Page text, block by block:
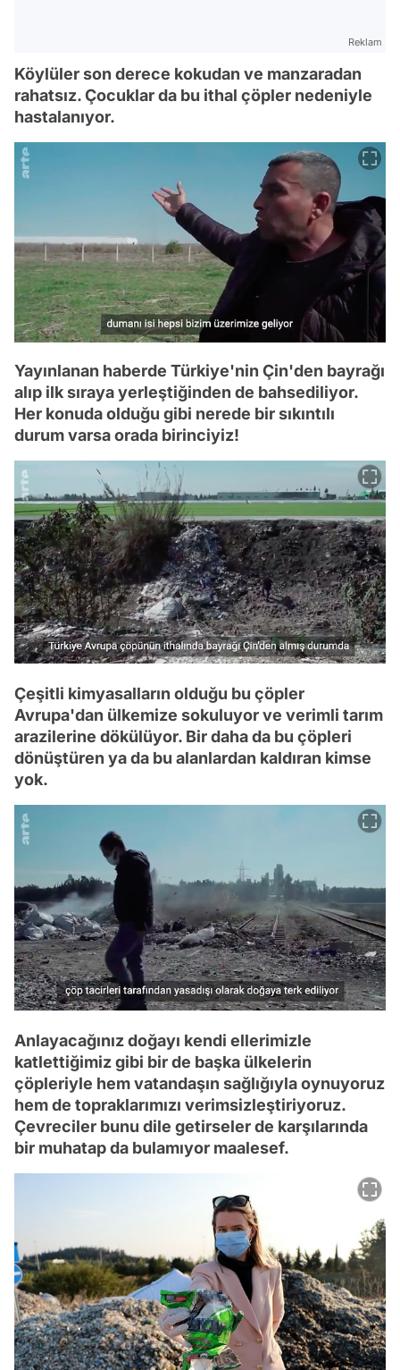
Reklam
Köylüler son derece kokudan ve manzaradan
rahatsız. Çocuklar da bu ithal çöpler nedeniyle
hastalanıyor.
Yayınlanan haberde Türkiye'nin Çin'den bayrağı
alıp ilk sıraya yerleştiğinden de bahsediliyor.
Her konuda olduğu gibi nerede bir sıkıntılı
durum varsa orada birinciyiz!
Çeşitli kimyasalların olduğu bu çöpler
Avrupa'dan ülkemize sokuluyor ve verimli tarım
arazilerine dökülüyor. Bir daha da bu çöpleri
dönüştüren ya da bu alanlardan kaldıran kimse
yok.
Anlayacağınız doğayı kendi ellerimizle
katlettiğimiz gibi bir de başka ülkelerin
çöpleriyle hem vatandaşın sağlığıyla oynuyoruz
hem de topraklarımızı verimsizleştiriyoruz.
Çevreciler bunu dile getirseler de karşılarında
bir muhatap da bulamıyor maalesef.